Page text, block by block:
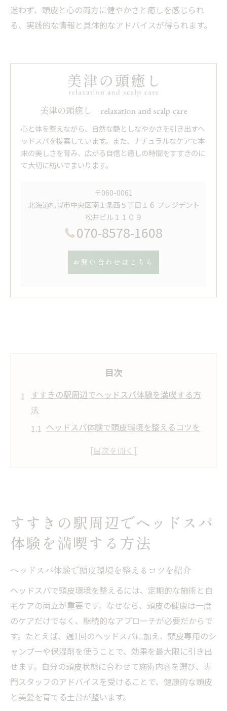
迷わず、頭皮と心の両方に健やかさと癒しを感じられ
る、実践的な情報と具体的なアドバイスが得られます。
美津の頭癒し relaxation and scalp care
心と体を整えながら、自然な艶としなやかさを引き出すヘ
ッドスパを提案しています。また、ナチュラルなケアで本
来の美しさを育み、広がる自信と癒しの時間をすすきのに
て大切に紡いでまいります。
〒060-0061
北海道札幌市中央区南１条西５丁目１６ プレジデント
松井ビル１１０９
070-8578-1608
お問い合わせはこちら
目次
すすきの駅周辺でヘッドスパ体験を満喫する方
法
ヘッドスパ体験で頭皮環境を整えるコツを
すすきの駅周辺でヘッドスパを選ぶ基準と
ホットペッパービューティーでヘッドスパ
の比較方法
とは
肩こりや眼精疲労を癒すヘッドスパ体験の
魅力
心身を癒すヘッドスパの魅力と効果的な選び方
ヘッドスパで心身のストレスをリセットす
る秘訣
ヘッドスパの技術やサービス内容を見極め
る方法
美髪を目指す人におすすめのヘッドスパ活
すすきの駅周辺でヘッドスパ
体験を満喫する方法
ヘッドスパ体験で頭皮環境を整えるコツを紹介
ヘッドスパで頭皮環境を整えるには、定期的な施術と自
宅ケアの両立が重要です。なぜなら、頭皮の健康は一度
のケアだけでなく、継続的なアプローチが必要だからで
す。たとえば、週1回のヘッドスパに加え、頭皮専用のシ
ャンプーや保湿剤を使うことで、効果を最大限に引き出
せます。自分の頭皮状態に合わせて施術内容を選び、専
門スタッフのアドバイスを受けることで、健康的な頭皮
と美髪を育てる土台が整います。